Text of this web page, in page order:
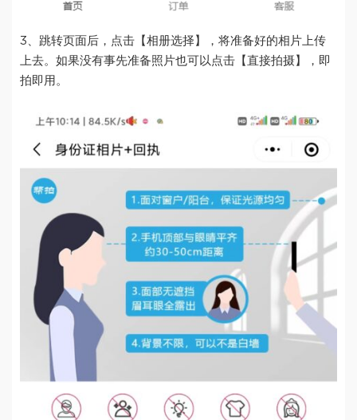
3、跳转页面后，点击【相册选择】，将准备好的相片上传
上去。如果没有事先准备照片也可以点击【直接拍摄】，即
拍即用。